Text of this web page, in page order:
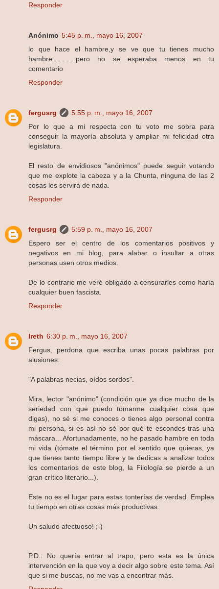
Responder
Anónimo 5:45 p. m., mayo 16, 2007
lo que hace el hambre,y se ve que tu tienes mucho
hambre............pero no se esperaba menos en tu
comentario
Responder
fergusrg
5:55 p. m., mayo 16, 2007
Por lo que a mi respecta con tu voto me sobra para
conseguir la mayoría absoluta y ampliar mi felicidad otra
legislatura.
El resto de envidiosos "anónimos" puede seguir votando
que me explote la cabeza y a la Chunta, ninguna de las 2
cosas les servirá de nada.
Responder
fergusrg
5:59 p. m., mayo 16, 2007
Espero ser el centro de los comentarios positivos y
negativos en mi blog, para alabar o insultar a otras
personas usen otros medios.
De lo contrario me veré obligado a censurarles como haría
cualquier buen fascista.
Responder
Ireth 6:30 p. m., mayo 16, 2007
Fergus, perdona que escriba unas pocas palabras por
alusiones:
"A palabras necias, oídos sordos".
Mira, lector "anónimo" (condición que ya dice mucho de la
seriedad con que puedo tomarme cualquier cosa que
digas), no sé si me conoces o tienes algo personal contra
mi persona, si es así no sé por qué te escondes tras una
máscara... Afortunadamente, no he pasado hambre en toda
mi vida (tómate el término por el sentido que quieras, ya
que tienes tanto tiempo libre y te dedicas a analizar todos
los comentarios de este blog, la Filología se pierde a un
gran crítico literario...).
Este no es el lugar para estas tonterías de verdad. Emplea
tu tiempo en otras cosas más productivas.
Un saludo afectuoso! ;-)
P.D.: No quería entrar al trapo, pero esta es la única
intervención en la que voy a decir algo sobre este tema. Así
que si me buscas, no me vas a encontrar más.